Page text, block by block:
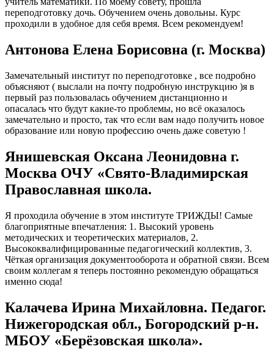
переподготовку дочь. Обучением очень довольны. Курс
проходили в удобное для себя время. Всем рекомендуем!
Антонова Елена Борисовна (г. Москва)
Замечательный институт по переподготовке , все подробно
объясняют ( выслали на почту подробную инструкцию )я в
первый раз пользовалась обучением дистанционно и
опасалась что будут какие-то проблемы, но всё оказалось
замечательно и просто, так что если вам надо получить новое
образование или новую профессию очень даже советую !
Янишевская Оксана Леонидовна г.
Москва ОЧУ «Свято-Владимирская
Православная школа.
Я проходила обучение в этом институте ТРИЖДЫ! Самые
благоприятные впечатления: 1. Высокий уровень
методических и теоретических материалов, 2.
Высококвалифицированные педагогический коллектив, 3.
Чёткая организация документооборота и обратной связи. Всем
своим коллегам я теперь постоянно рекомендую обращаться
именно сюда!
Калачева Ирина Михайловна. Педагог.
Нижегородская обл., Богородский р-н.
МБОУ «Берёзовская школа».